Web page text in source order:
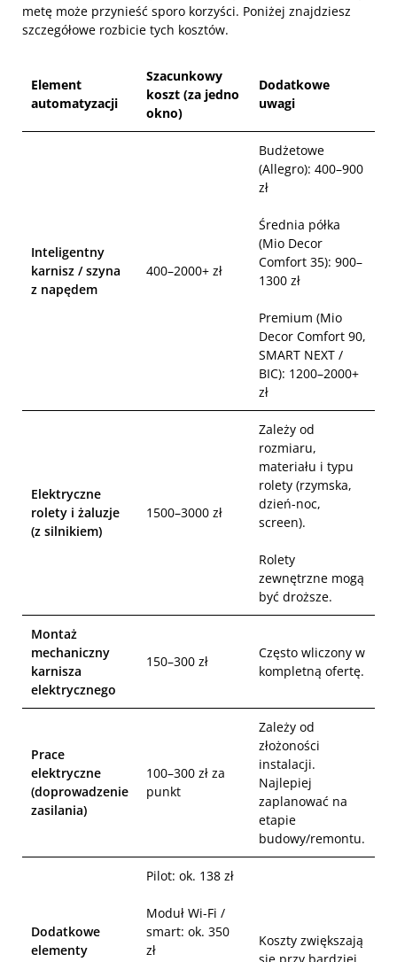
metę może przynieść sporo korzyści. Poniżej znajdziesz
szczegółowe rozbicie tych kosztów.
Element
automatyzacji
Szacunkowy
koszt (za jedno
okno)
Dodatkowe
uwagi
Inteligentny
karnisz / szyna
z napędem
400–2000+ zł
Budżetowe
(Allegro): 400–900
zł
Średnia półka
(Mio Decor
Comfort 35): 900–
1300 zł
Premium (Mio
Decor Comfort 90,
SMART NEXT /
BIC): 1200–2000+
zł
Elektryczne
rolety i żaluzje
(z silnikiem)
1500–3000 zł
Zależy od
rozmiaru,
materiału i typu
rolety (rzymska,
dzień-noc,
screen).
Rolety
zewnętrzne mogą
być droższe.
Montaż
mechaniczny
karnisza
elektrycznego
150–300 zł
Często wliczony w
kompletną ofertę.
Prace
elektryczne
(doprowadzenie
zasilania)
100–300 zł za
punkt
Zależy od
złożoności
instalacji.
Najlepiej
zaplanować na
etapie
budowy/remontu.
Dodatkowe
elementy
Pilot: ok. 138 zł
Moduł Wi-Fi /
smart: ok. 350
zł
Koszty zwiększają